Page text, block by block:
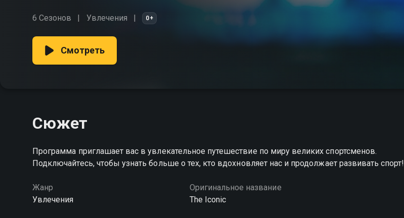
6 Сезонов Увлечения 0+
Смотреть
Сюжет
Программа приглашает вас в увлекательное путешествие по миру великих спортсменов.
Подключайтесь, чтобы узнать больше о тех, кто вдохновляет нас и продолжает развивать спорт!
Жанр
Увлечения
Оригинальное название
The Iconic